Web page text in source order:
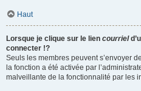
Haut
Lorsque je clique sur le lien courriel
connecter !?
Seuls les membres peuvent s’envoyer
la fonction a été activée par
malveillante de la fonctionnalité par les